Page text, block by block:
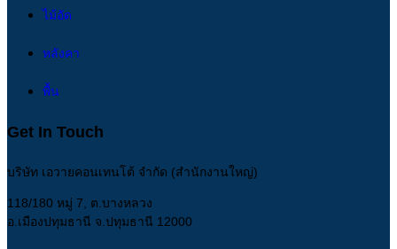
ไม้อัด
หลังคา
พื้น
Get In Touch
บริษัท เอวายคอนเทนโต้ จำกัด (สำนักงานใหญ่)
118/180 หมู่ 7, ต.บางหลวง
อ.เมืองปทุมธานี จ.ปทุมธานี 12000